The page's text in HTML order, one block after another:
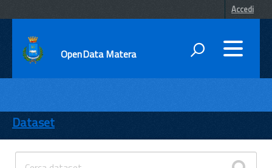
Accedi
OpenData Matera
ENTI
TEMI
INFORMAZIONI
Dataset